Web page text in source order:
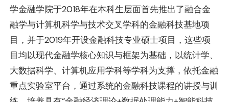
学金融学院于2018年在本科生层面首先推出了融合金
融学与计算机科学与技术交叉学科的金融科技基地项
目，并于2019年开设金融科技专业硕士项目，这些项
目均以现代金融学核心知识与框架为基础，以统计学、
大数据科学、计算机应用学科等学科为支撑，依托金融
重点实验室平台，通过系统的金融科技课程的讲授与训